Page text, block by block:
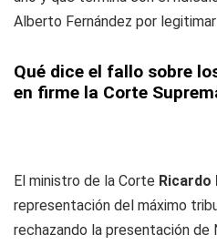
Alberto Fernández por
Qué dice el fallo sobre
en firme la Corte
El ministro de la Corte
representación del máximo
rechazando la presentación de